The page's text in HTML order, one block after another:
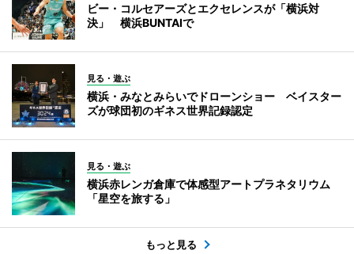
ビー・コルセアーズとエクセレンスが「横浜対
決」 横浜BUNTAIで
見る・遊ぶ
横浜・みなとみらいでドローンショー ベイスター
ズが球団初のギネス世界記録認定
見る・遊ぶ
横浜赤レンガ倉庫で体感型アートプラネタリウム
「星空を旅する」
もっと見る